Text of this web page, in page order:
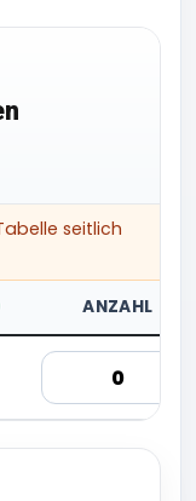
seitlich
ANZAHL